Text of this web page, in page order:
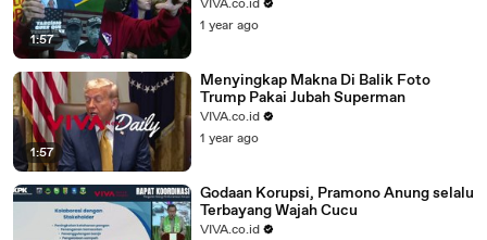
1:57
VIVA.co.id
1 year ago
1:57
Menyingkap Makna Di Balik Foto
Trump Pakai Jubah Superman
VIVA.co.id
1 year ago
Godaan Korupsi, Pramono Anung selalu
Terbayang Wajah Cucu
VIVA.co.id